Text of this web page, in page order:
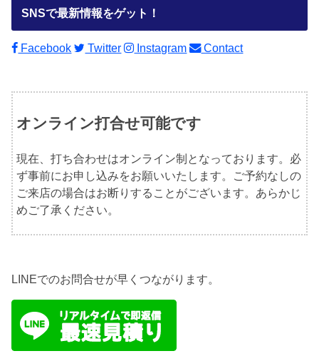
SNSで最新情報をゲット！
Facebook Twitter Instagram Contact
オンライン打合せ可能です
現在、打ち合わせはオンライン制となっております。必
ず事前にお申し込みをお願いいたします。ご予約なしの
ご来店の場合はお断りすることがございます。あらかじ
めご了承ください。
LINEでのお問合せが早くつながります。